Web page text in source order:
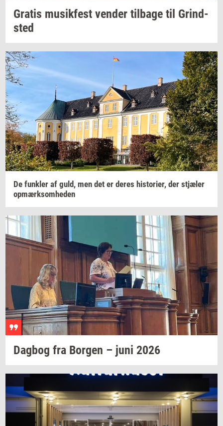
Gra­tis mu­sik­fest ven­der til­ba­ge til Grind­
sted
De funk­ler af guld, men det er deres hi­sto­ri­er, der stjæ­ler
op­mærk­som­he­den
Dag­bog fra Bor­gen – juni 2026